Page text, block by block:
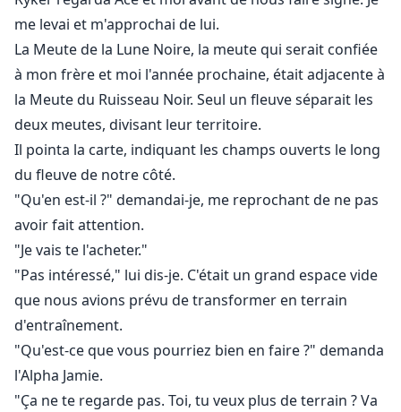
me levai et m'approchai de lui.
La Meute de la Lune Noire, la meute qui serait confiée
à mon frère et moi l'année prochaine, était adjacente à
la Meute du Ruisseau Noir. Seul un fleuve séparait les
deux meutes, divisant leur territoire.
Il pointa la carte, indiquant les champs ouverts le long
du fleuve de notre côté.
"Qu'en est-il ?" demandai-je, me reprochant de ne pas
avoir fait attention.
"Je vais te l'acheter."
"Pas intéressé," lui dis-je. C'était un grand espace vide
que nous avions prévu de transformer en terrain
d'entraînement.
"Qu'est-ce que vous pourriez bien en faire ?" demanda
l'Alpha Jamie.
"Ça ne te regarde pas. Toi, tu veux plus de terrain ? Va